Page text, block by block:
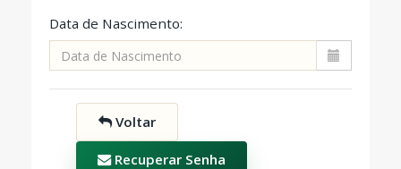
Data de Nascimento:
Voltar
Recuperar Senha